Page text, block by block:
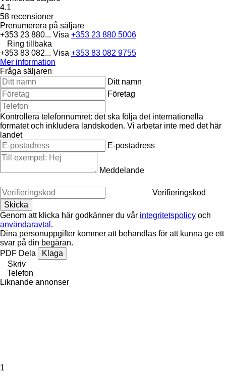
4.1
58 recensioner
Prenumerera på säljare
+353 23 880... Visa +353 23 880 5006
Ring tillbaka
+353 83 082... Visa +353 83 082 9755
Mer information
Fråga säljaren
Ditt namn
Företag
Kontrollera telefonnumret: det ska följa det internationella
formatet och inkludera landskoden. Vi arbetar inte med det här
landet
E-postadress
Meddelande
Verifieringskod
Genom att klicka här godkänner du vår integritetspolicy och
användaravtal .
Dina personuppgifter kommer att behandlas för att kunna ge ett
svar på din begäran.
PDF Dela
Klaga
Skriv
Telefon
Liknande annonser
1